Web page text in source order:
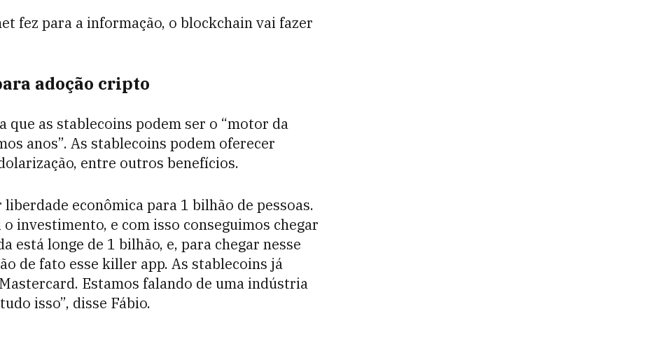
fez para a informação, o blockchain vai fazer
adoção cripto
que as stablecoins podem ser o “motor da
anos”. As stablecoins podem oferecer
entre outros benefícios.
econômica para 1 bilhão de pessoas.
investimento, e com isso conseguimos chegar
está longe de 1 bilhão, e, para chegar nesse
de fato esse killer app. As stablecoins já
Estamos falando de uma indústria
isso”, disse Fábio.